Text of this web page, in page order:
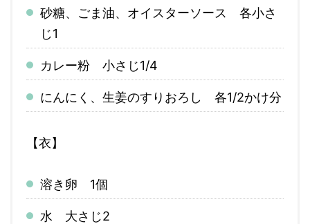
砂糖、ごま油、オイスターソース 各小さ
じ1
カレー粉 小さじ1/4
にんにく、生姜のすりおろし 各1/2かけ分
【衣】
溶き卵 1個
水 大さじ2